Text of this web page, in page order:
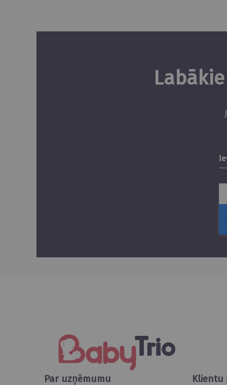
Par uzņēmumu Klientu